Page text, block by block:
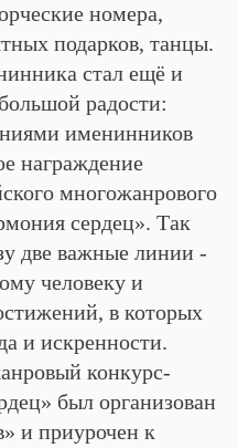
номера,
подарков, танцы.
стал ещё и
радости:
именинников
награждение
многожанрового
сердец». Так
две важные линии -
человеку и
в которых
и искренности.
конкурс-
был организован
и приурочен к